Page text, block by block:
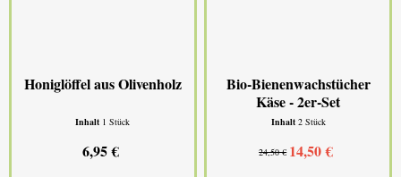
Honiglöffel aus Olivenholz
Inhalt 1 Stück
6,95 €
Bio-Bienenwachstücher
Käse - 2er-Set
Inhalt 2 Stück
24,50 € 14,50 €